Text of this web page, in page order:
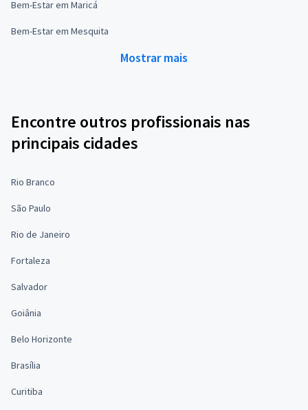
Bem-Estar em Maricá
Bem-Estar em Mesquita
Mostrar mais
Encontre outros profissionais nas
principais cidades
Rio Branco
São Paulo
Rio de Janeiro
Fortaleza
Salvador
Goiânia
Belo Horizonte
Brasília
Curitiba